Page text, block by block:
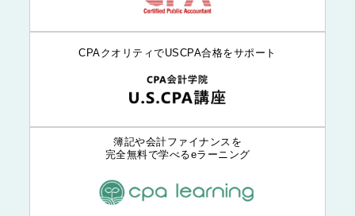
CPAクオリティでUSCPA合格をサポート
簿記や会計ファイナンスを
完全無料で学べるeラーニング